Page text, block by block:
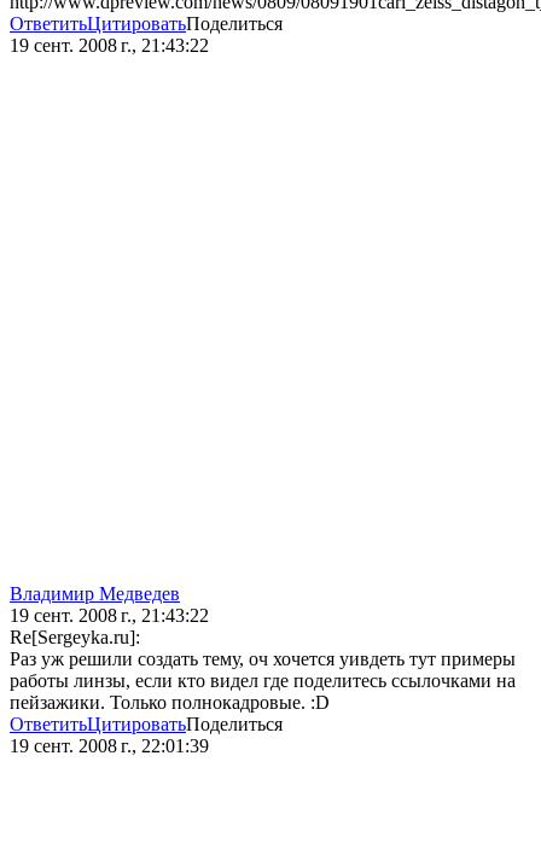
ОтветитьЦитироватьПоделиться
19 сент. 2008 г., 21:43:22
Владимир Медведев
19 сент. 2008 г., 21:43:22
Re[Sergeyka.ru]:
Раз уж решили создать тему, оч хочется уивдеть тут примеры
работы линзы, если кто видел где поделитесь ссылочками на
пейзажики. Только полнокадровые. :D
ОтветитьЦитироватьПоделиться
19 сент. 2008 г., 22:01:39